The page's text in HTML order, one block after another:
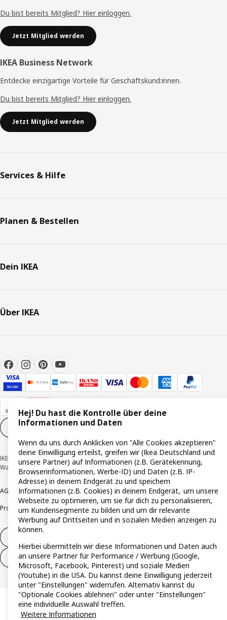
Du bist bereits Mitglied? Hier einloggen.
Jetzt Mitglied werden
IKEA Business Network
Entdecke einzigartige Vorteile für Geschäftskund:innen.
Du bist bereits Mitglied? Hier einloggen.
Jetzt Mitglied werden
Services & Hilfe
Planen & Bestellen
Dein IKEA
Über IKEA
Cookie-Einstellungen
IKEA Deutschland GmbH & Co. KG - Am Wandersmann 2-4, 65719 Hofheim-
Wallau © Inter IKEA Systems B.V. 1999-2026
AGB BarrierefreiheitCookie-RichtlinieDatenschutzerklärungImpressum
ProduktrückrufeResponsible DisclosureVertrauensstelle
Vertrag widerrufen (Services & Leistungen)
Hej! Du hast die Kontrolle über deine
Informationen und Daten
Wenn du uns durch Anklicken von "Alle Cookies akzeptieren"
deine Einwilligung erteilst, greifen wir (Ikea Deutschland und
unsere Partner) auf Informationen (z.B. Gerätekennung,
Browserinformationen, Werbe-ID) und Daten (z.B. IP-
Adresse) in deinem Endgerät zu und speichern
Informationen (z.B. Cookies) in deinem Endgerät, um unsere
Webseite zu optimieren, um sie für dich zu personalisieren,
um Kundensegmente zu bilden und um dir relevante
Werbung auf Drittseiten und in sozialen Medien anzeigen zu
können.
Hierbei übermitteln wir diese Informationen und Daten auch
an unsere Partner für Performance / Werbung (Google,
Microsoft, Facebook, Pinterest) und soziale Medien
(Youtube) in die USA. Du kannst deine Einwilligung jederzeit
unter "Einstellungen" widerrufen. Alternativ kannst du
"Optionale Cookies ablehnen" oder unter "Einstellungen"
eine individuelle Auswahl treffen.
Weitere Informationen